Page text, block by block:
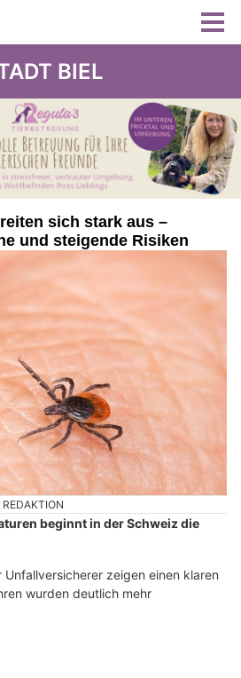
BIEL
sich stark aus –
und steigende Risiken
beginnt in der Schweiz die
zeigen einen klaren
wurden deutlich mehr